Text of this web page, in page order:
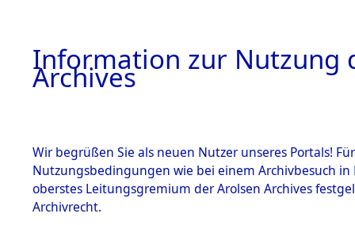
Information zur Nutzung
Archives
Wir begrüßen Sie als neuen Nutzer unseres Portals!
Nutzungsbedingungen wie bei einem Archivbesuch
oberstes Leitungsgremium der Arolsen Archives
Archivrecht.